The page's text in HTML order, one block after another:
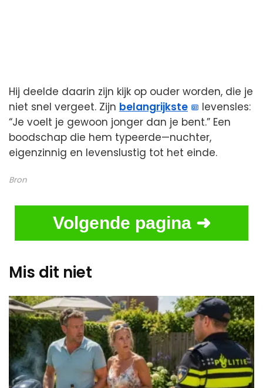
Hij deelde daarin zijn kijk op ouder worden, die je
niet snel vergeet. Zijn belangrijkste
levensles:
“Je voelt je gewoon jonger dan je bent.” Een
boodschap die hem typeerde—nuchter,
eigenzinnig en levenslustig tot het einde.
Bron
Volgende pagina ➜
Mis dit niet